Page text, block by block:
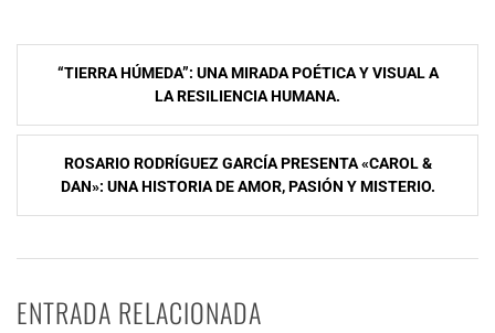
Navegación
entradas
“TIERRA HÚMEDA”: UNA MIRADA POÉTICA Y VISUAL A
LA RESILIENCIA HUMANA.
ROSARIO RODRÍGUEZ GARCÍA PRESENTA «CAROL &
DAN»: UNA HISTORIA DE AMOR, PASIÓN Y MISTERIO.
ENTRADA RELACIONADA